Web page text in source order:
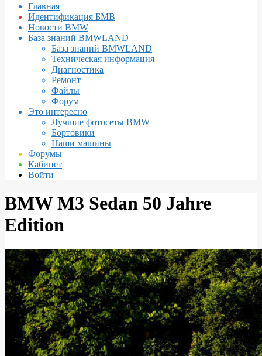
навигации
Главная
Идентификация БМВ
Новости BMW
База знаний BMWLAND
База знаний BMWLAND
Техническая информация
Диагностика
Ремонт
Файлы
Форум
Это интересно
Лучшие фотосеты BMW
Бортовики
Наши машины
Форумы
Кабинет
Войти
BMW M3 Sedan 50 Jahre
Edition